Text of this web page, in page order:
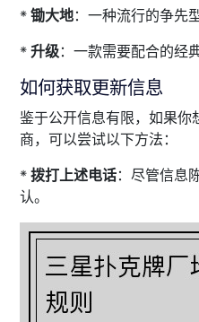
*锄大地：一种流行的争先
*升级：一款需要配合的经
如何获取更新信息
鉴于公开信息有限，如果你
商，可以尝试以下方法：
*拨打上述电话：尽管信息
认。